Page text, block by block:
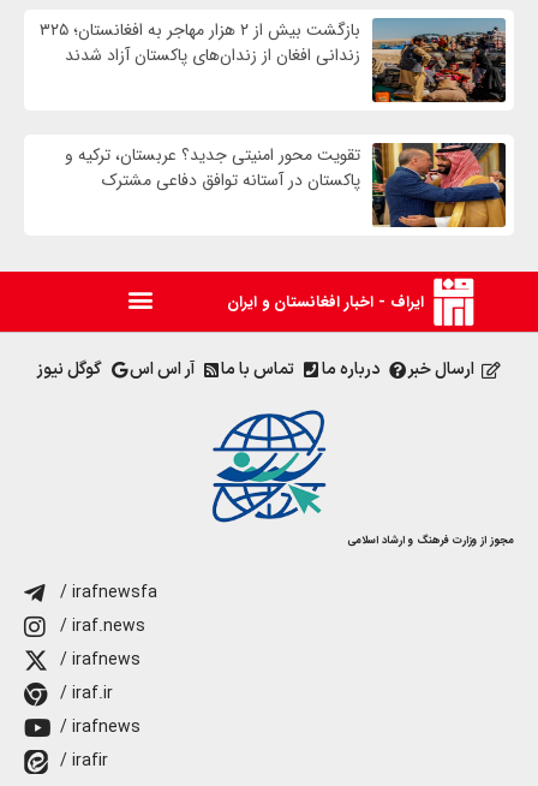
بازگشت بیش از ۲ هزار مهاجر به افغانستان؛ ۳۲۵
زندانی افغان از زندان‌های پاکستان آزاد شدند
تقویت محور امنیتی جدید؟ عربستان، ترکیه و
پاکستان در آستانه توافق دفاعی مشترک
ایراف - اخبار افغانستان و ایران
ارسال خبر درباره ما تماس با ما آر اس اس گوگل نیوز
مجوز از وزارت فرهنگ و ارشاد اسلامی
/ irafnewsfa
/ iraf.news
/ irafnews
/ iraf.ir
/ irafnews
/ irafir